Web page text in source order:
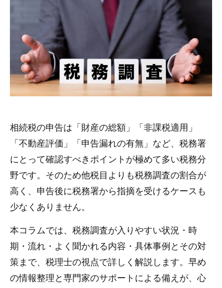
相続税の申告は「財産の総額」「非課税適用」
「不動産評価」「申告漏れの有無」など、税務署
にとって確認すべきポイントが極めて多い税務分
野です。そのため他税目よりも税務調査の割合が
高く、申告後に税務署から指摘を受けるケースも
少なくありません。
本コラムでは、税務調査が入りやすい状況・時
期・流れ・よく聞かれる内容・具体事例とその対
策まで、税理士の視点で詳しく解説します。早め
の情報整理と専門家のサポートによる備えが、心